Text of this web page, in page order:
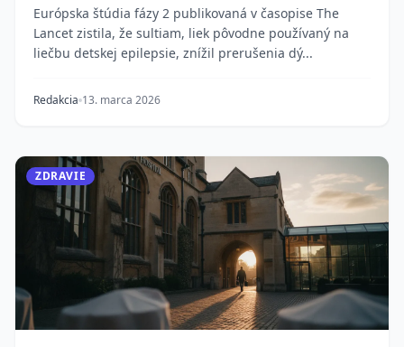
Európska štúdia fázy 2 publikovaná v časopise The
Lancet zistila, že sultiam, liek pôvodne používaný na
liečbu detskej epilepsie, znížil prerušenia dý...
Redakcia 13. marca 2026
ZDRAVIE